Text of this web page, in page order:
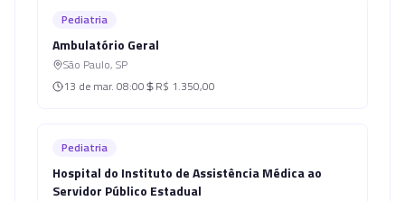
Pediatria
Ambulatório Geral
São Paulo, SP
13 de mar. 08:00 R$ 1.350,00
Pediatria
Hospital do Instituto de Assistência Médica ao
Servidor Público Estadual